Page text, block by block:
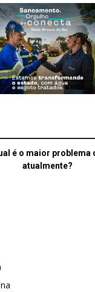
é o maior problema
atualmente?